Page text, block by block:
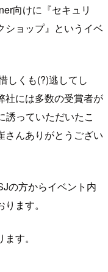
向けに『セキュリ
ショップ』というイベ
しくも(?)逃してし
社には多数の受賞者が
誘っていただいたこ
さんありがとうござい
の方からイベント内
ます。
す。